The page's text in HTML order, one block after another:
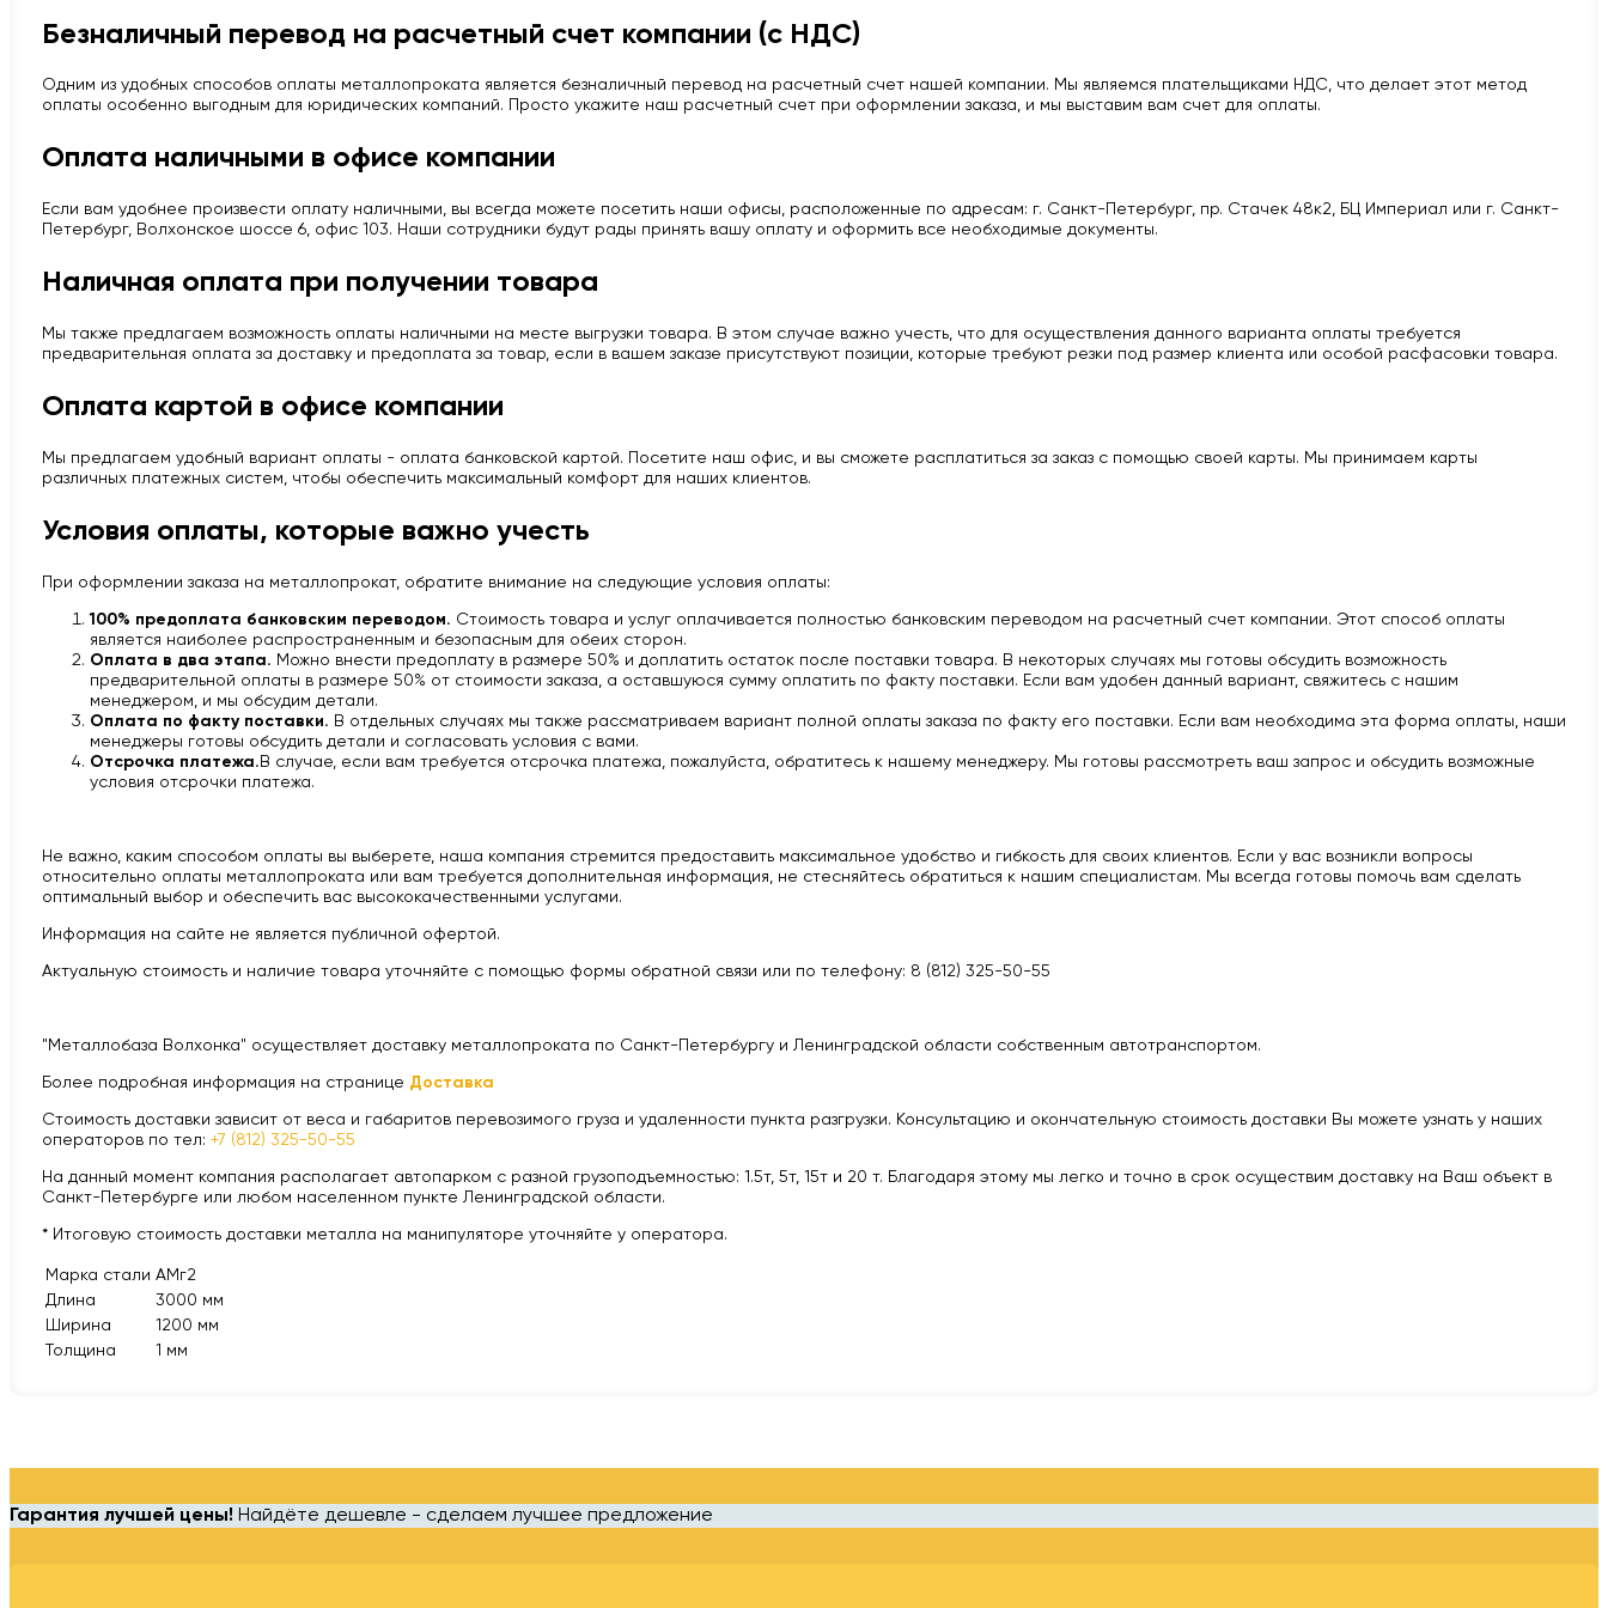
Безналичный перевод на расчетный счет компании (с НДС)
Одним из удобных способов оплаты металлопроката является безналичный перевод на расчетный счет нашей компании. Мы являемся плательщиками НДС, что делает этот метод
оплаты особенно выгодным для юридических компаний. Просто укажите наш расчетный счет при оформлении заказа, и мы выставим вам счет для оплаты.
Оплата наличными в офисе компании
Если вам удобнее произвести оплату наличными, вы всегда можете посетить наши офисы, расположенные по адресам: г. Санкт-Петербург, пр. Стачек 48к2, БЦ Империал или г. Санкт-
Петербург, Волхонское шоссе 6, офис 103. Наши сотрудники будут рады принять вашу оплату и оформить все необходимые документы.
Наличная оплата при получении товара
Мы также предлагаем возможность оплаты наличными на месте выгрузки товара. В этом случае важно учесть, что для осуществления данного варианта оплаты требуется
предварительная оплата за доставку и предоплата за товар, если в вашем заказе присутствуют позиции, которые требуют резки под размер клиента или особой расфасовки товара.
Оплата картой в офисе компании
Мы предлагаем удобный вариант оплаты - оплата банковской картой. Посетите наш офис, и вы сможете расплатиться за заказ с помощью своей карты. Мы принимаем карты
различных платежных систем, чтобы обеспечить максимальный комфорт для наших клиентов.
Условия оплаты, которые важно учесть
При оформлении заказа на металлопрокат, обратите внимание на следующие условия оплаты:
100% предоплата банковским переводом. Стоимость товара и услуг оплачивается полностью банковским переводом на расчетный счет компании. Этот способ оплаты
является наиболее распространенным и безопасным для обеих сторон.
Оплата в два этапа. Можно внести предоплату в размере 50% и доплатить остаток после поставки товара. В некоторых случаях мы готовы обсудить возможность
предварительной оплаты в размере 50% от стоимости заказа, а оставшуюся сумму оплатить по факту поставки. Если вам удобен данный вариант, свяжитесь с нашим
менеджером, и мы обсудим детали.
Оплата по факту поставки. В отдельных случаях мы также рассматриваем вариант полной оплаты заказа по факту его поставки. Если вам необходима эта форма оплаты, наши
менеджеры готовы обсудить детали и согласовать условия с вами.
Отсрочка платежа. В случае, если вам требуется отсрочка платежа, пожалуйста, обратитесь к нашему менеджеру. Мы готовы рассмотреть ваш запрос и обсудить возможные
условия отсрочки платежа.
Не важно, каким способом оплаты вы выберете, наша компания стремится предоставить максимальное удобство и гибкость для своих клиентов. Если у вас возникли вопросы
относительно оплаты металлопроката или вам требуется дополнительная информация, не стесняйтесь обратиться к нашим специалистам. Мы всегда готовы помочь вам сделать
оптимальный выбор и обеспечить вас высококачественными услугами.
Информация на сайте не является публичной офертой.
Актуальную стоимость и наличие товара уточняйте с помощью формы обратной связи или по телефону: 8 (812) 325-50-55
"Металлобаза Волхонка" осуществляет доставку металлопроката по Санкт-Петербургу и Ленинградской области собственным автотранспортом.
Более подробная информация на странице Доставка
Стоимость доставки зависит от веса и габаритов перевозимого груза и удаленности пункта разгрузки. Консультацию и окончательную стоимость доставки Вы можете узнать у наших
операторов по тел: +7 (812) 325-50-55
На данный момент компания располагает автопарком с разной грузоподъемностью: 1.5т, 5т, 15т и 20 т. Благодаря этому мы легко и точно в срок осуществим доставку на Ваш объект в
Санкт-Петербурге или любом населенном пункте Ленинградской области.
* Итоговую стоимость доставки металла на манипуляторе уточняйте у оператора.
Марка стали АМг2
Длина
3000 мм
Ширина
1200 мм
Толщина
1 мм
Гарантия лучшей цены! Найдёте дешевле - сделаем лучшее предложение